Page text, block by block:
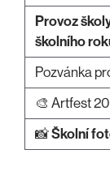
Provoz
školního
Pozvánka
🎨 Artfest
📸Školní